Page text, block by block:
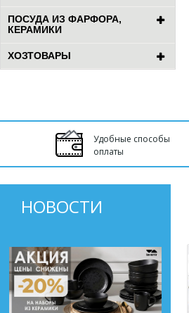
ПОСУДА ИЗ ФАРФОРА,
КЕРАМИКИ
ХОЗТОВАРЫ
Удобные способы
оплаты
НОВОСТИ